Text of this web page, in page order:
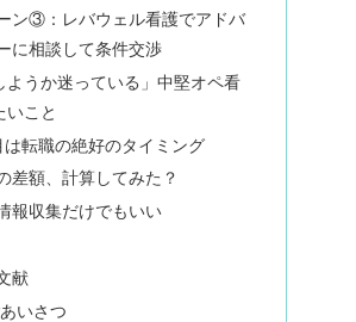
ン③：レバウェル看護でアドバ
に相談して条件交渉
ようか迷っている」中堅オペ看
いこと
は転職の絶好のタイミング
差額、計算してみた？
報収集だけでもいい
献
いさつ